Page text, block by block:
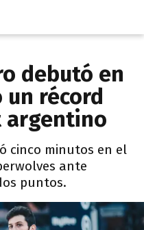
debutó en
un récord
argentino
cinco minutos en el
ante
puntos.